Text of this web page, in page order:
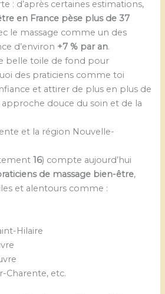
: d’après certaines estimations,
en France pèse plus de 37
le massage comme un des
d’environ +7 % par an.
belle toile de fond pour
des praticiens comme toi
et attirer de plus en plus de
douce du soin et de la
et la région Nouvelle-
16) compte aujourd’hui
de massage bien-être,
et alentours comme :
Hilaire
Charente, etc.